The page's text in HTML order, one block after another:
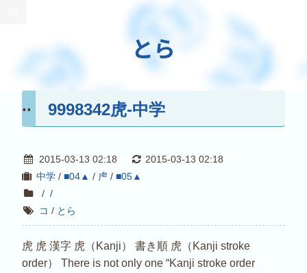
とら
9998342虎-中学
2015-03-13 02:18
2015-03-13 02:18
中学/ ■04▲ / 虍/ ■05▲
/ /
コ / とら
虎 虎 漢字 虎（Kanji） 書き順 虎（Kanji stroke
order） There is not only one “Kanji stroke order